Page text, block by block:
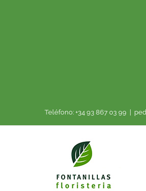
Teléfono: +34 93 867 03 99